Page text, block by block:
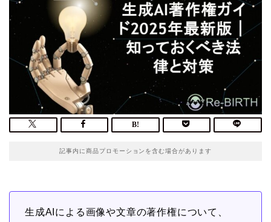
記事内に商品プロモーションを含む場合があります
生成AIによる画像や文章の著作権について、